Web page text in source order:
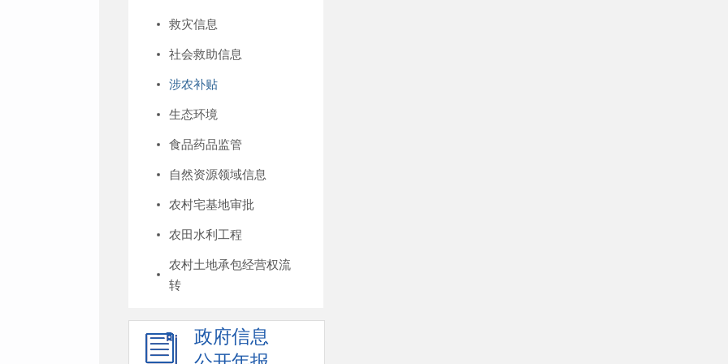
救灾信息
社会救助信息
涉农补贴
生态环境
食品药品监管
自然资源领域信息
农村宅基地审批
农田水利工程
农村土地承包经营权流
转
政府信息